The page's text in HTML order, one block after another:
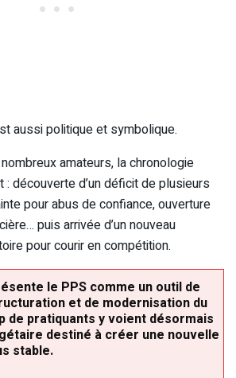
aussi politique et symbolique.
amateurs, la chronologie
découverte d’un déficit de plusieurs
pour abus de confiance, ouverture
puis arrivée d’un nouveau
pour courir en compétition.
le PPS comme un outil de
et de modernisation du
de pratiquants y voient désormais
destiné à créer une nouvelle
stable.